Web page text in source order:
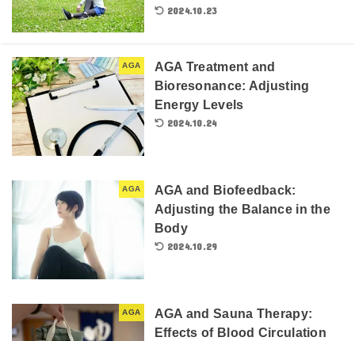
2024.10.23
AGA
AGA Treatment and
Bioresonance: Adjusting
Energy Levels
2024.10.24
AGA
AGA and Biofeedback:
Adjusting the Balance in the
Body
2024.10.29
AGA
AGA and Sauna Therapy:
Effects of Blood Circulation